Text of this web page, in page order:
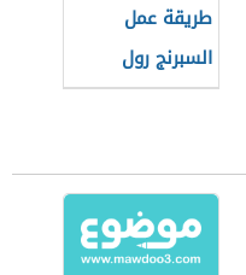
طريقة عمل
السبرنج رول